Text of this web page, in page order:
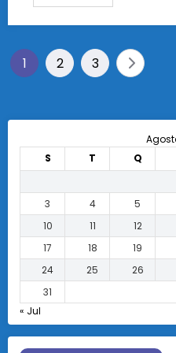
Paginação
1 2 3
S
T Q
3
4 5
10
11 12
17
18 19
24
25 26
31
« Jul